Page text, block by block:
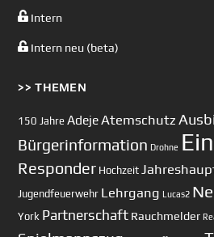
Intern
Intern neu (beta)
>> THEMEN
150 Jahre AdejeAtemschutz
Bürgerinformation Drohne
Responder Hochzeit
Jugendfeuerwehr Lehrgang Lucas2
York Partnerschaft Rauchmelder